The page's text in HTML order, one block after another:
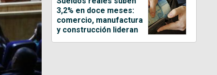
3,2% en doce meses:
comercio, manufactura
y construcción lideran